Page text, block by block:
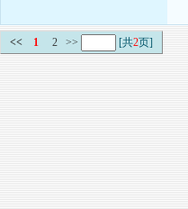
<< 1 2 >> [共2页]